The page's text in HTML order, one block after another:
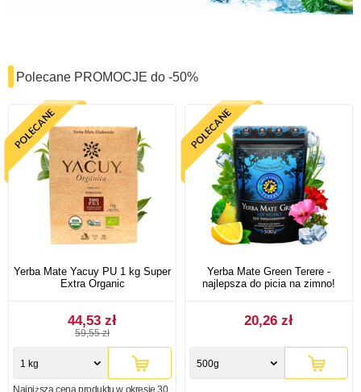
Polecane PROMOCJE do -50%
Yerba Mate Yacuy PU 1 kg Super
Extra Organic
44,53 zł
59,55 zł
1 kg
Najniższa cena produktu w okresie 30
Yerba Mate Green Terere -
najlepsza do picia na zimno!
20,26 zł
500g